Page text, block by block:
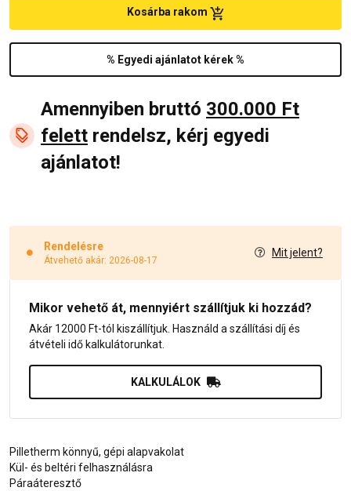
% Egyedi ajánlatot kérek %
Kosárba rakom
Amennyiben bruttó 300.000 Ft
felett rendelsz, kérj egyedi
ajánlatot!
Rendelésre
Átvehető akár: 2026-08-17
Mit jelent?
Mikor vehető át, mennyiért szállítjuk ki hozzád?
Akár 12000 Ft-tól kiszállítjuk. Használd a szállítási díj és
átvételi idő kalkulátorunkat.
KALKULÁLOK
Pilletherm könnyű, gépi alapvakolat
Kül- és beltéri felhasználásra
Páraáteresztő